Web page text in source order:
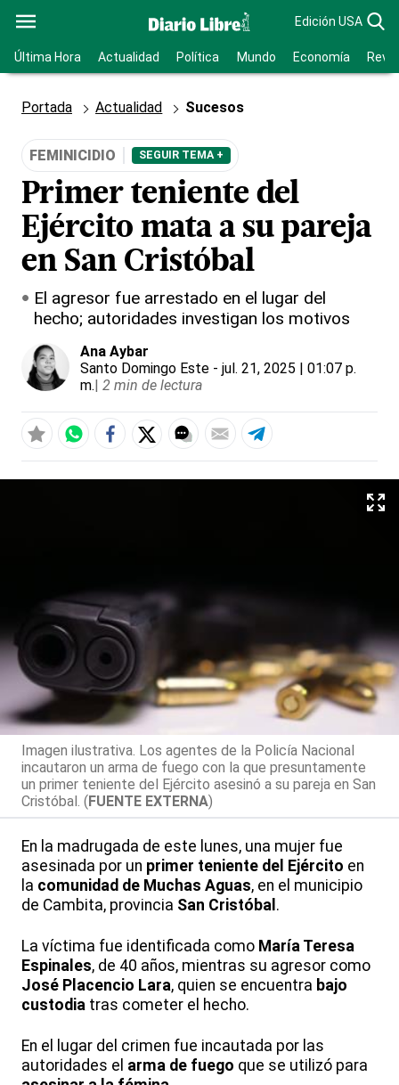
Edición USA
Última Hora Actualidad Política Mundo Economía
Portada Actualidad Sucesos
FEMINICIDIO SEGUIR TEMA +
Primer teniente del
Ejército mata a su pareja
en San Cristóbal
El agresor fue arrestado en el lugar del
hecho; autoridades investigan los motivos
Ana Aybar
Santo Domingo Este - jul. 21, 2025 | 01:07 p.
m.| 2 min de lectura
Imagen ilustrativa. Los agentes de la Policía Nacional
incautaron un arma de fuego con la que presuntamente
un primer teniente del Ejército asesinó a su pareja en San
Cristóbal. (FUENTE EXTERNA)
En la madrugada de este lunes, una mujer fue
asesinada por un primer teniente del Ejército en
la comunidad de Muchas Aguas, en el municipio
de Cambita, provincia San Cristóbal .
La víctima fue identificada como María Teresa
Espinales, de 40 años, mientras su agresor como
José Placencio Lara, quien se encuentra bajo
custodia tras cometer el hecho.
En el lugar del crimen fue incautada por las
autoridades el arma de fuego que se utilizó para